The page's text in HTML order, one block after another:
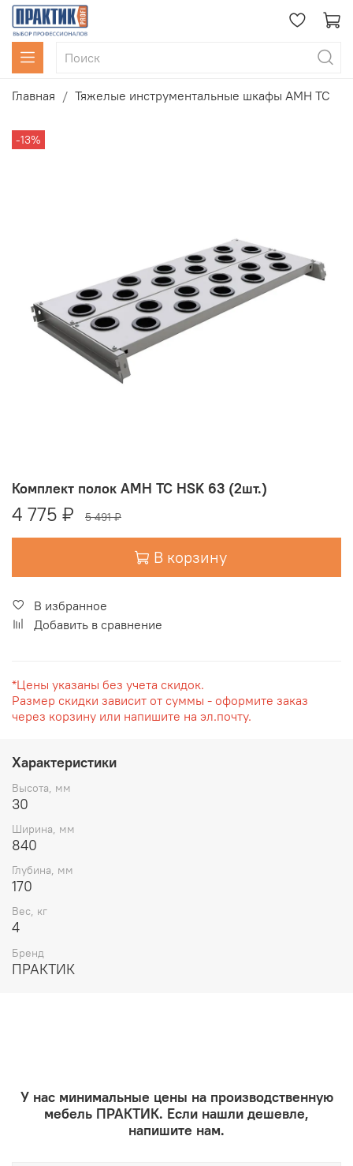
Главная Тяжелые инструментальные шкафы AMH TC
-13%
Комплект полок AMH TC HSK 63 (2шт.)
4 775 ₽ 5 491 ₽
В корзину
В избранное
Добавить в сравнение
*Цены указаны без учета скидок.
Размер скидки зависит от суммы - оформите заказ
через корзину или напишите на эл.почту.
Характеристики
Высота, мм
30
Ширина, мм
840
Глубина, мм
170
Вес, кг
4
Бренд
ПРАКТИК
У нас минимальные цены на производственную
мебель ПРАКТИК. Если нашли дешевле,
напишите нам.